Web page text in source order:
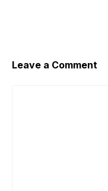
Leave a Comment